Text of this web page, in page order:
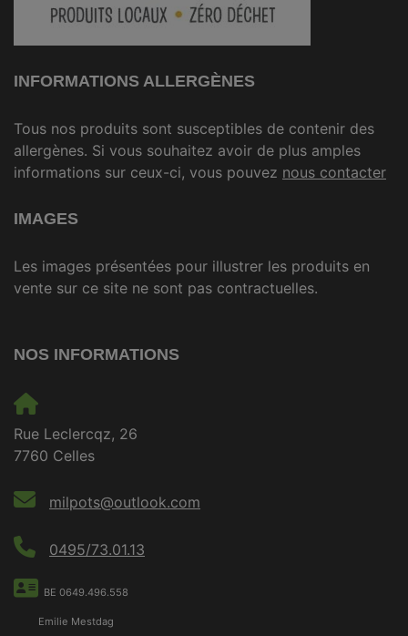
INFORMATIONS ALLERGÈNES
Tous nos produits sont susceptibles de contenir des
allergènes. Si vous souhaitez avoir de plus amples
informations sur ceux-ci, vous pouvez nous contacter
IMAGES
Les images présentées pour illustrer les produits en
vente sur ce site ne sont pas contractuelles.
NOS INFORMATIONS
Rue Leclercqz, 26
7760 Celles
milpots@outlook.com
0495/73.01.13
BE 0649.496.558
Emilie Mestdag